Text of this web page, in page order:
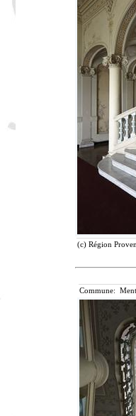
(c) Région
Commune: